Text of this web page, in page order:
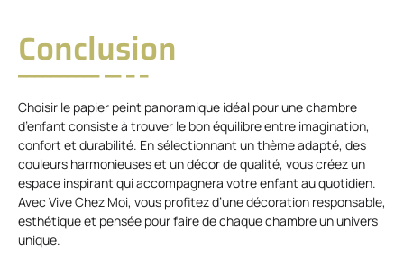
Conclusion
Choisir le papier peint panoramique idéal pour une chambre
d’enfant consiste à trouver le bon équilibre entre imagination,
confort et durabilité. En sélectionnant un thème adapté, des
couleurs harmonieuses et un décor de qualité, vous créez un
espace inspirant qui accompagnera votre enfant au quotidien.
Avec Vive Chez Moi, vous profitez d’une décoration responsable,
esthétique et pensée pour faire de chaque chambre un univers
unique.